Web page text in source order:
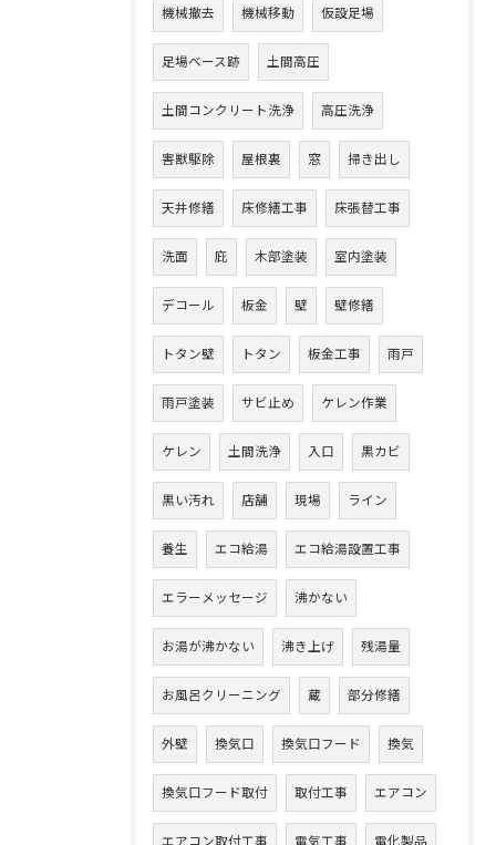
機械撤去 機械移動 仮設足場
足場ベース跡 土間高圧
土間コンクリート洗浄 高圧洗浄
害獣駆除 屋根裏 窓 掃き出し
天井修繕 床修繕工事 床張替工事
洗面 庇 木部塗装 室内塗装
デコール 板金 壁 壁修繕
トタン壁 トタン 板金工事 雨戸
雨戸塗装 サビ止め ケレン作業
ケレン 土間洗浄 入口 黒カビ
黒い汚れ 店舗 現場 ライン
養生 エコ給湯 エコ給湯設置工事
エラーメッセージ 沸かない
お湯が沸かない 沸き上げ 残湯量
お風呂クリーニング 蔵 部分修繕
外壁 換気口 換気口フード 換気
換気口フード取付 取付工事 エアコン
エアコン取付工事 電気工事 電化製品